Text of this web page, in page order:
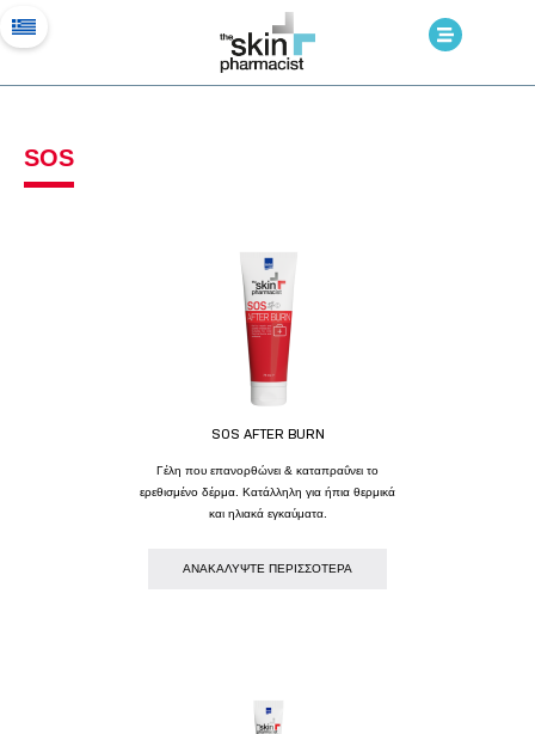
SOS
SOS AFTER BURN
Γέλη που επανορθώνει & καταπραΰνει το
ερεθισμένο δέρμα. Κατάλληλη για ήπια θερμικά
και ηλιακά εγκαύματα.
AΝΑΚΑΛΥΨΤΕ ΠΕΡΙΣΣΟΤΕΡΑ